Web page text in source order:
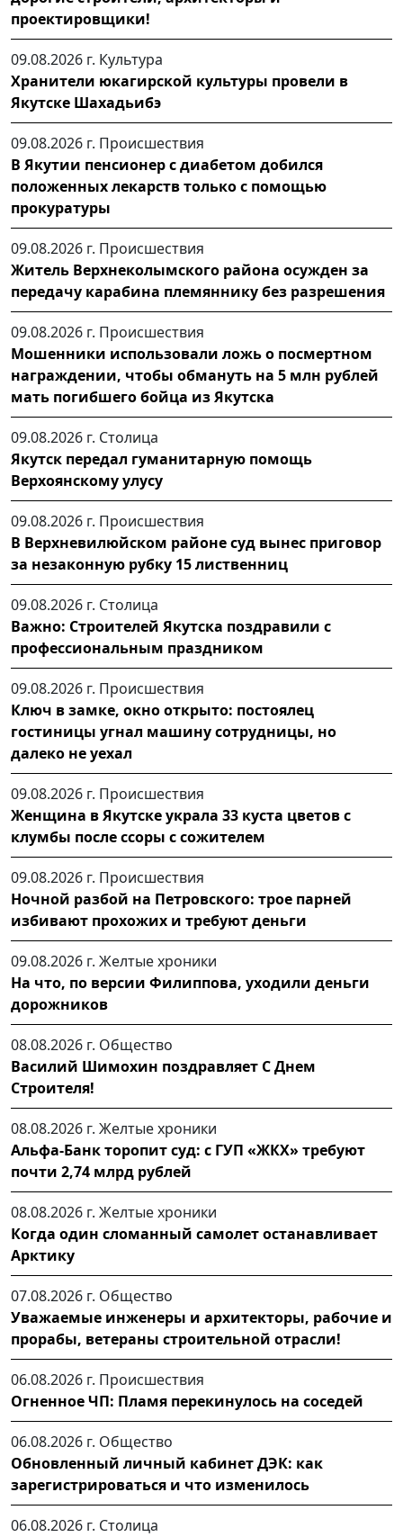
проектировщики!
09.08.2026 г. Культура
Хранители юкагирской культуры провели в
Якутске Шахадьибэ
09.08.2026 г. Происшествия
В Якутии пенсионер с диабетом добился
положенных лекарств только с помощью
прокуратуры
09.08.2026 г. Происшествия
Житель Верхнеколымского района осужден за
передачу карабина племяннику без разрешения
09.08.2026 г. Происшествия
Мошенники использовали ложь о посмертном
награждении, чтобы обмануть на 5 млн рублей
мать погибшего бойца из Якутска
09.08.2026 г. Столица
Якутск передал гуманитарную помощь
Верхоянскому улусу
09.08.2026 г. Происшествия
В Верхневилюйском районе суд вынес приговор
за незаконную рубку 15 лиственниц
09.08.2026 г. Столица
Важно: Строителей Якутска поздравили с
профессиональным праздником
09.08.2026 г. Происшествия
Ключ в замке, окно открыто: постоялец
гостиницы угнал машину сотрудницы, но
далеко не уехал
09.08.2026 г. Происшествия
Женщина в Якутске украла 33 куста цветов с
клумбы после ссоры с сожителем
09.08.2026 г. Происшествия
Ночной разбой на Петровского: трое парней
избивают прохожих и требуют деньги
09.08.2026 г. Желтые хроники
На что, по версии Филиппова, уходили деньги
дорожников
08.08.2026 г. Общество
Василий Шимохин поздравляет С Днем
Строителя!
08.08.2026 г. Желтые хроники
Альфа-Банк торопит суд: с ГУП «ЖКХ» требуют
почти 2,74 млрд рублей
08.08.2026 г. Желтые хроники
Когда один сломанный самолет останавливает
Арктику
07.08.2026 г. Общество
Уважаемые инженеры и архитекторы, рабочие и
прорабы, ветераны строительной отрасли!
06.08.2026 г. Происшествия
Огненное ЧП: Пламя перекинулось на соседей
06.08.2026 г. Общество
Обновленный личный кабинет ДЭК: как
зарегистрироваться и что изменилось
06.08.2026 г. Столица